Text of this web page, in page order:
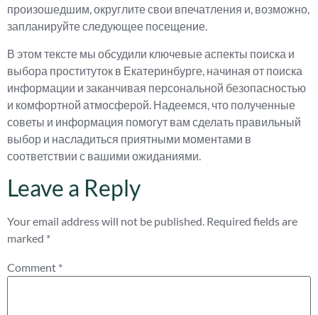
произошедшим, округлите свои впечатления и, возможно,
запланируйте следующее посещение.
В этом тексте мы обсудили ключевые аспекты поиска и
выбора проституток в Екатеринбурге, начиная от поиска
информации и заканчивая персональной безопасностью
и комфортной атмосферой. Надеемся, что полученные
советы и информация помогут вам сделать правильный
выбор и насладиться приятными моментами в
соответствии с вашими ожиданиями.
Leave a Reply
Your email address will not be published. Required fields are
marked *
Comment *